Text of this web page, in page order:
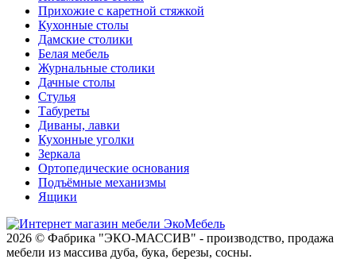
Прихожие с каретной стяжкой
Кухонные столы
Дамские столики
Белая мебель
Журнальные столики
Дачные столы
Стулья
Табуреты
Диваны, лавки
Кухонные уголки
Зеркала
Ортопедические основания
Подъёмные механизмы
Ящики
2026 © Фабрика "ЭКО-МАССИВ" - производство, продажа
мебели из массива дуба, бука, березы, сосны.